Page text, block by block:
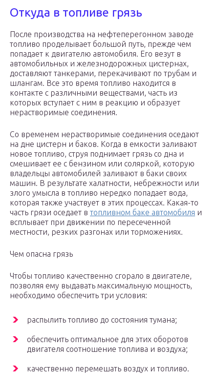
Откуда в топливе грязь
После производства на нефтеперегонном заводе
топливо проделывает большой путь, прежде чем
попадает к двигателю автомобиля. Его везут в
автомобильных и железнодорожных цистернах,
доставляют танкерами, перекачивают по трубам и
шлангам. Все это время топливо находится в
контакте с различными веществами, часть из
которых вступает с ним в реакцию и образует
нерастворимые соединения.
Со временем нерастворимые соединения оседают
на дне цистерн и баков. Когда в емкости заливают
новое топливо, струя поднимает грязь со дна и
смешивает ее с бензином или соляркой, которую
владельцы автомобилей заливают в баки своих
машин. В результате халатности, небрежности или
злого умысла в топливо нередко попадает вода,
которая также участвует в этих процессах. Какая-то
часть грязи оседает в топливном баке автомобиля и
всплывает при движении по пересеченной
местности, резких разгонах или торможениях.
Чем опасна грязь
Чтобы топливо качественно сгорало в двигателе,
позволяя ему выдавать максимальную мощность,
необходимо обеспечить три условия:
распылить топливо до состояния тумана;
обеспечить оптимальное для этих оборотов
двигателя соотношение топлива и воздуха;
качественно перемешать воздух и топливо.